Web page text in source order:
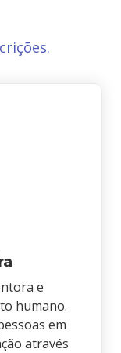
e
humano.
em
através